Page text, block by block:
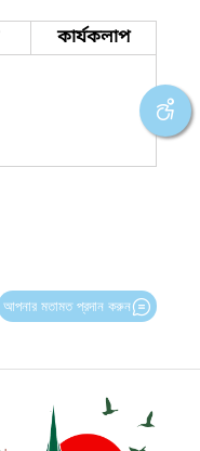
কার্যকলাপ
আপনার মতামত প্রদান করুন